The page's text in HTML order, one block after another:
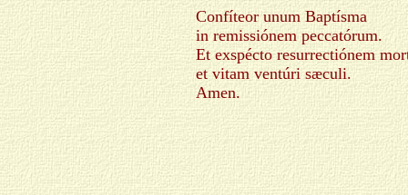
Confíteor unum Baptísma
in remissiónem peccatórum.
Et exspécto resurrectiónem
et vitam ventúri sæculi.
Amen.